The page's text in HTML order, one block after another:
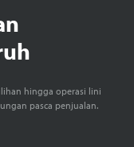
hingga operasi lini
pasca penjualan.